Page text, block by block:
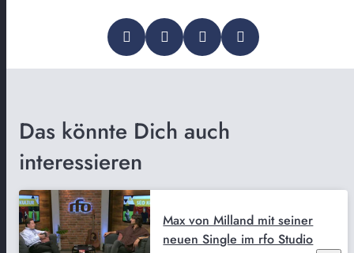
Das könnte Dich auch
interessieren
Max von Milland mit seiner
neuen Single im rfo Studio